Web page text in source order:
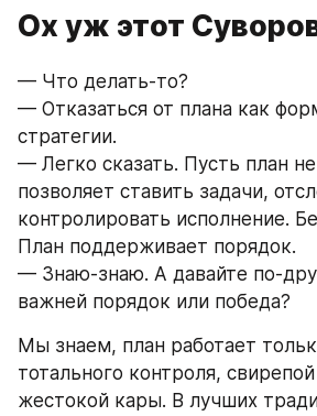
Ох уж этот
— Что делать-то?
— Отказаться от плана как
стратегии.
— Легко сказать. Пусть план
позволяет ставить задачи,
контролировать исполнение.
План поддерживает порядок.
— Знаю-знаю. А давайте по-
важней порядок или победа?
Мы знаем, план работает
тотального контроля,
жестокой кары. В лучших